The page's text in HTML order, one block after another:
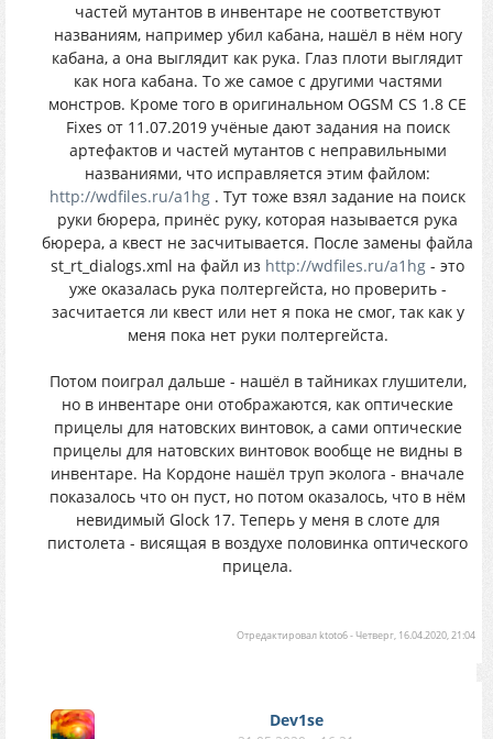
частей мутантов в инвентаре не соответствуют
названиям, например убил кабана, нашёл в нём ногу
кабана, а она выглядит как рука. Глаз плоти выглядит
как нога кабана. То же самое с другими частями
монстров. Кроме того в оригинальном OGSM CS 1.8 CE
Fixes от 11.07.2019 учёные дают задания на поиск
артефактов и частей мутантов с неправильными
названиями, что исправляется этим файлом:
http://wdfiles.ru/a1hg . Тут тоже взял задание на поиск
руки бюрера, принёс руку, которая называется рука
бюрера, а квест не засчитывается. После замены файла
st_rt_dialogs.xml на файл из http://wdfiles.ru/a1hg - это
уже оказалась рука полтергейста, но проверить -
засчитается ли квест или нет я пока не смог, так как у
меня пока нет руки полтергейста.
Потом поиграл дальше - нашёл в тайниках глушители,
но в инвентаре они отображаются, как оптические
прицелы для натовских винтовок, а сами оптические
прицелы для натовских винтовок вообще не видны в
инвентаре. На Кордоне нашёл труп эколога - вначале
показалось что он пуст, но потом оказалось, что в нём
невидимый Glock 17. Теперь у меня в слоте для
пистолета - висящая в воздухе половинка оптического
прицела.
Отредактировал ktoto6-Четверг, 16.04.2020, 21:04
Dev1se